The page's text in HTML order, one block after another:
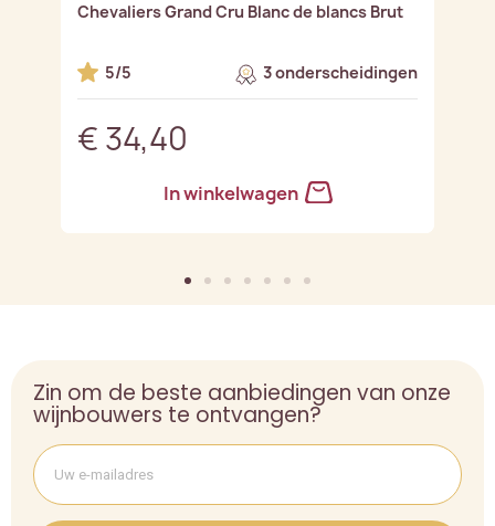
Chevaliers Grand Cru Blanc de blancs Brut
5/5 3 onderscheidingen
€ 34,40
In winkelwagen
Zin om de beste aanbiedingen van onze
wijnbouwers te ontvangen?